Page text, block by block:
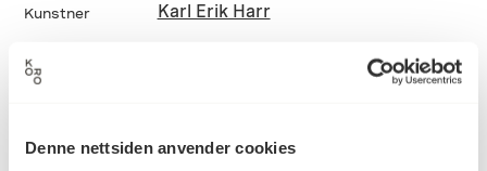
Denne nettsiden anvender cookies
Kunstner Karl Erik Harr